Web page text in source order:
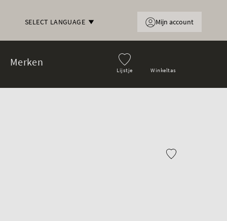
SELECT LANGUAGE
Lijstje Winkeltas
Merken
Mijn account